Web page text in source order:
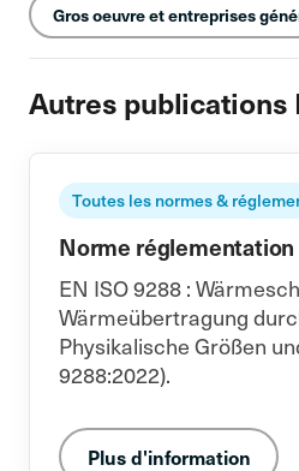
Gros oeuvre et entreprises
Autres publications
Toutes les normes &
Norme réglementation
EN ISO 9288 :
Wärmeübertragung
Physikalische Größen
9288:2022).
Plus d'information